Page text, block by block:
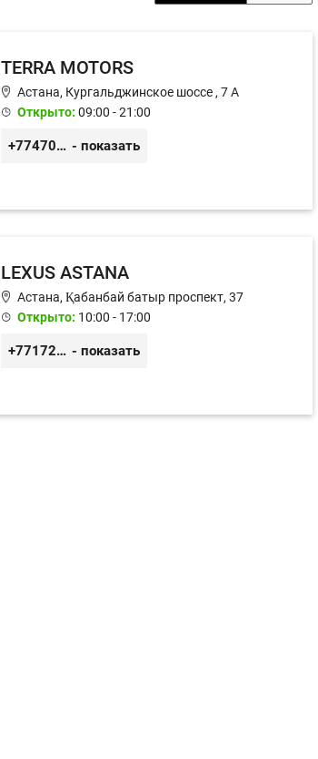
TERRA MOTORS
Астана, Кургальджинское шоссе , 7 А
Открыто: 09:00 - 21:00
+77470948492 - показать
LEXUS ASTANA
Астана, ​Қабанбай батыр проспект, 37
Открыто: 10:00 - 17:00
+77172577474 - показать